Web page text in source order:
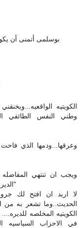
بوسلمى أتمنى أن
الكويتيه
وطني النفس الطائفي
وعرقها...ودمها الذي فاحت
ويجب ان تنتهي المفاضله
لا اريد ان افتح لك
الحديث..وما تشعر به من
الكويتيه المخلصه
في الاحزاب السياسيه